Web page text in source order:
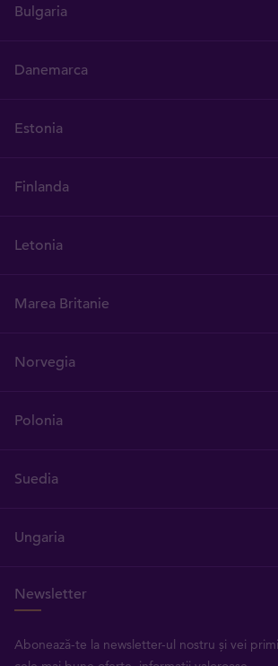
Bulgaria
Danemarca
Estonia
Finlanda
Letonia
Marea Britanie
Norvegia
Polonia
Suedia
Ungaria
Newsletter
Abonează-te la newsletter-ul nostru și vei primi